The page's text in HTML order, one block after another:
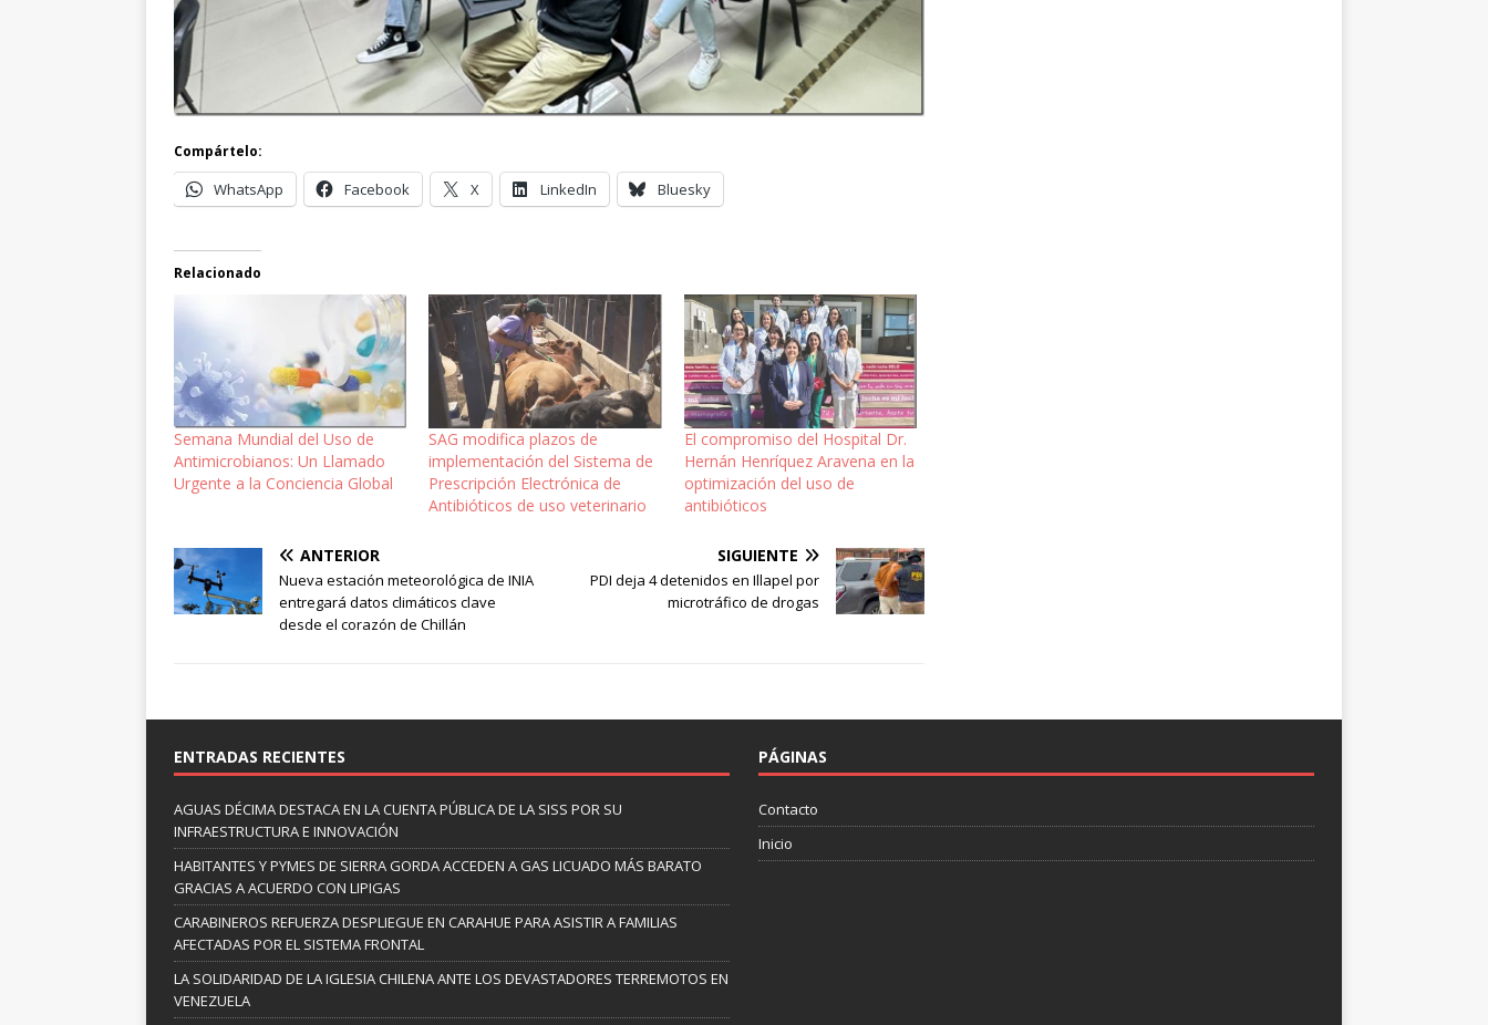
Compártelo:
WhatsApp Facebook X LinkedIn Bluesky
Relacionado
Semana Mundial del Uso de
Antimicrobianos: Un Llamado
Urgente a la Conciencia Global
SAG modifica plazos de
implementación del Sistema de
Prescripción Electrónica de
Antibióticos de uso veterinario
El compromiso del Hospital Dr.
Hernán Henríquez Aravena en la
optimización del uso de
antibióticos
ANTERIOR
Nueva estación meteorológica de INIA
entregará datos climáticos clave
desde el corazón de Chillán
SIGUIENTE
PDI deja 4 detenidos en Illapel por
microtráfico de drogas
ENTRADAS RECIENTES
AGUAS DÉCIMA DESTACA EN LA CUENTA PÚBLICA DE LA SISS POR SU
INFRAESTRUCTURA E INNOVACIÓN
HABITANTES Y PYMES DE SIERRA GORDA ACCEDEN A GAS LICUADO MÁS BARATO
GRACIAS A ACUERDO CON LIPIGAS
CARABINEROS REFUERZA DESPLIEGUE EN CARAHUE PARA ASISTIR A FAMILIAS
AFECTADAS POR EL SISTEMA FRONTAL
LA SOLIDARIDAD DE LA IGLESIA CHILENA ANTE LOS DEVASTADORES TERREMOTOS EN
VENEZUELA
PÁGINAS
Contacto
Inicio